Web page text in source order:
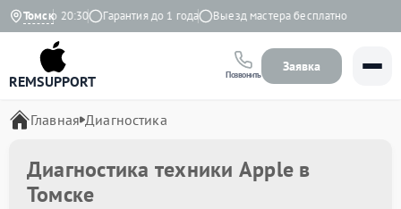
Томск
9:00 до 20:30 Гарантия до 1 года Выезд мастера бесплатно
REMSUPPORT Позвонить
Заявка
Главная Диагностика
Диагностика техники Apple в
Томске